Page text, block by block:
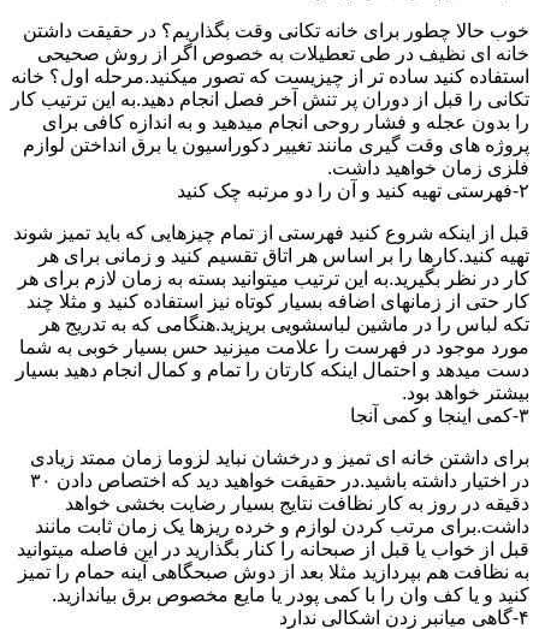
خوب حالا چطور برای خانه تکانی وقت بگذاریم؟ در حقیقت داشتن
خانه ای نظیف در طی تعطیلات به خصوص اگر از روش صحیحی
استفاده کنید ساده تر از چیزیست که تصور میکنید.مرحله اول؟ خانه
تکانی را قبل از دوران پر تنش آخر فصل انجام دهید.به این ترتیب کار
را بدون عجله و فشار روحی انجام میدهید و به اندازه کافی برای
پروژه های وقت گیری مانند تغییر دکوراسیون یا برق انداختن لوازم
فلزی زمان خواهید داشت.
۲-فهرستی تهیه کنید و آن را دو مرتبه چک کنید
قبل از اینکه شروع کنید فهرستی از تمام چیزهایی که باید تمیز شوند
تهیه کنید.کارها را بر اساس هر اتاق تقسیم کنید و زمانی برای هر
کار در نظر بگیرید.به این ترتیب میتوانید بسته به زمان لازم برای هر
کار حتی از زمانهای اضافه بسیار کوتاه نیز استفاده کنید و مثلا چند
تکه لباس را در ماشین لباسشویی بریزید.هنگامی که به تدریج هر
مورد موجود در فهرست را علامت میزنید حس بسیار خوبی به شما
دست میدهد و احتمال اینکه کارتان را تمام و کمال انجام دهید بسیار
بیشتر خواهد بود.
۳-کمی اینجا و کمی آنجا
برای داشتن خانه ای تمیز و درخشان نباید لزوما زمان ممتد زیادی
در اختیار داشته باشید.در حقیقت خواهید دید که اختصاص دادن ۳۰
دقیقه در روز به کار نظافت نتایج بسیار رضایت بخشی خواهد
داشت.برای مرتب کردن لوازم و خرده ریزها یک زمان ثابت مانند
قبل از خواب یا قبل از صبحانه را کنار بگذارید در این فاصله میتوانید
به نظافت هم بپردازید مثلا بعد از دوش صبحگاهی آینه حمام را تمیز
کنید و یا کف وان را با کمی پودر یا مایع مخصوص برق بیاندازید.
۴-گاهی میانبر زدن اشکالی ندارد